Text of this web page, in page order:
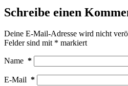
Schreibe einen
Deine E-Mail-Adresse wird nicht
Felder sind mit * markiert
Name *
E-Mail *